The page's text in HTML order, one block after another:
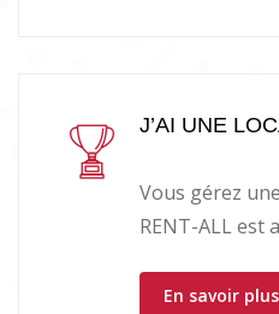
J’AI UNE
Vous gérez
RENT-ALL est
En savoir plus